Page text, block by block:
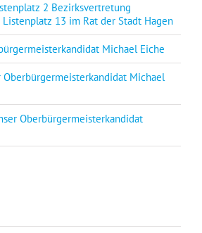
2 Bezirksvertretung
13 im Rat der Stadt Hagen
Michael Eiche
Oberbürgermeisterkandidat Michael
Oberbürgermeisterkandidat